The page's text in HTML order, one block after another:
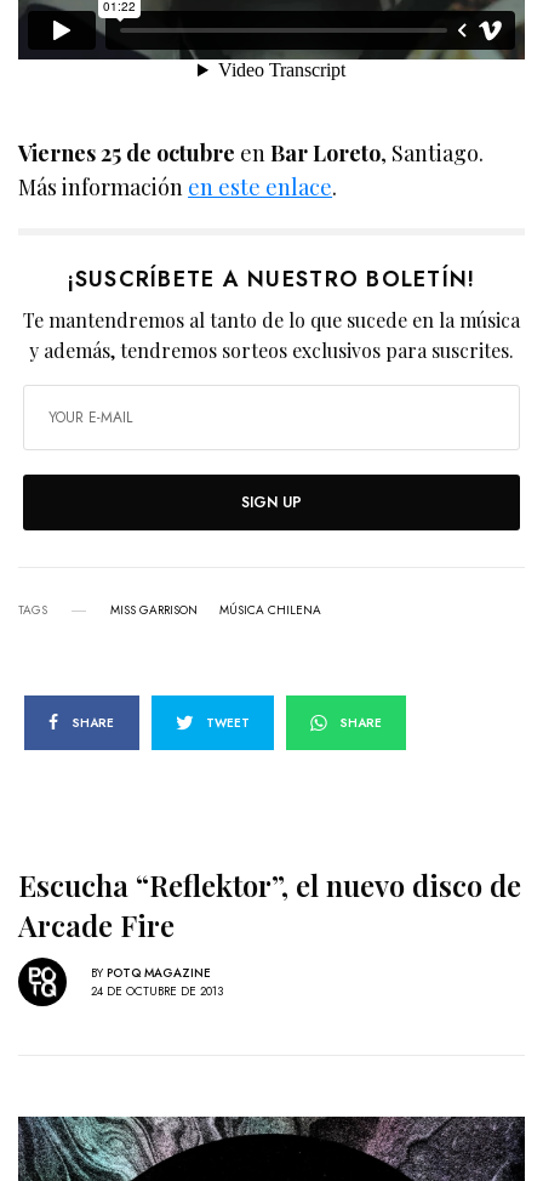
Viernes 25 de octubre enBar Loreto, Santiago.
Más información en este enlace.
¡SUSCRÍBETE A NUESTRO BOLETÍN!
Te mantendremos al tanto de lo que sucede en la música
y además, tendremos sorteos exclusivos para suscrites.
SIGN UP
TAGS MISS GARRISON MÚSICA CHILENA
SHARE TWEET SHARE
Escucha “Reflektor”, el nuevo disco de
Arcade Fire
BY POTQ MAGAZINE
24 DE OCTUBRE DE 2013